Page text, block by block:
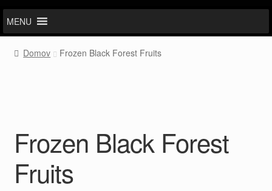
MENU
Domov Frozen Black Forest Fruits
Frozen Black Forest
Fruits